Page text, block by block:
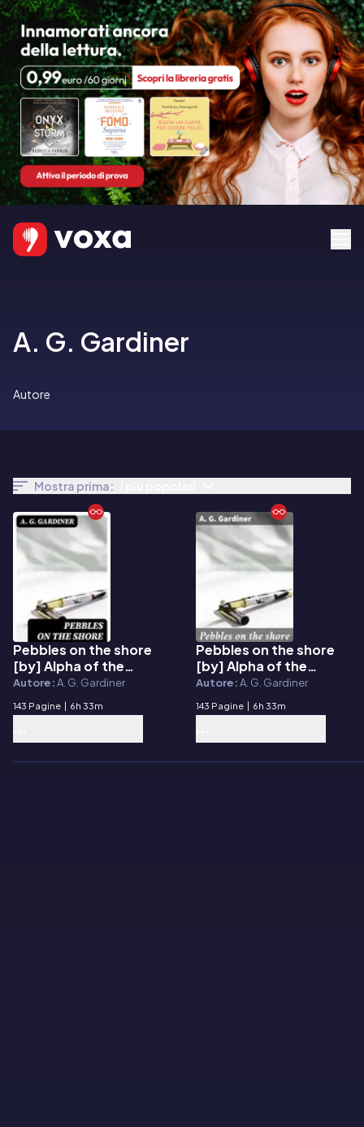
A. G. Gardiner
Autore
Mostra prima:
E-book
Pebbles on the shore
[by] Alpha of the
plough
Autore:A. G. Gardiner
143 Pagine | 6h 33m
E-book
Pebbles on the shore
[by] Alpha of the
plough
Autore:A. G. Gardiner
143 Pagine | 6h 33m